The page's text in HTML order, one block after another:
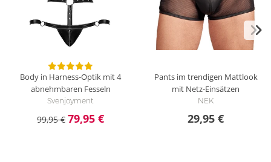
Beschichtung, Metall.
Body in Harness-Optik mit 4
abnehmbaren Fesseln
Svenjoyment
99,95 € 79,95 €
Pants im trendigen Mattlook
mit Netz-Einsätzen
NEK
29,95 €